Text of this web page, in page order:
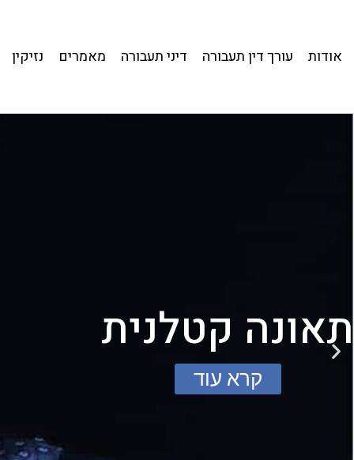
אודות עורך דין תעבורה דיני תעבורה מאמרים נזיקין
תאונה קטלנית
קרא עוד